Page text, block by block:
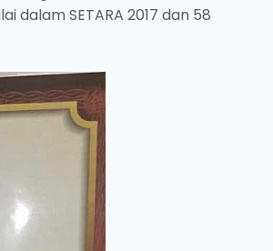
dalam SETARA 2017 dan 58